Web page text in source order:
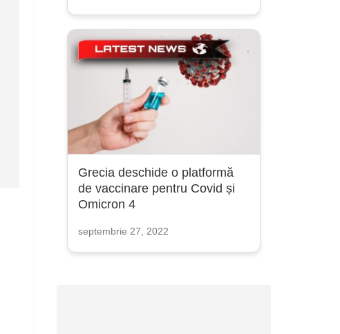
Grecia deschide o platformă
de vaccinare pentru Covid și
Omicron 4
septembrie 27, 2022